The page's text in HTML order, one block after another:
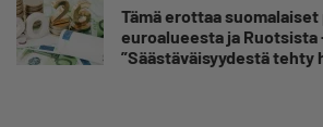
Tämä erottaa
euroalueesta ja Ruotsista
”Säästäväisyydestä tehty